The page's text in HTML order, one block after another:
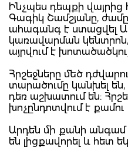
Ինչպես դեպքի վայրից
Գագիկ Շամշյանը, ժամը
ահագանգ է ստացվել
կառավարման կենտրոն,
այրվում է
Հրշեջները մեծ
տարածումը կանխել
դեռ աշխատում են:
խոչընդոտվում է
Արդեն մի քանի անգամ
են լիցքավորել և հետ